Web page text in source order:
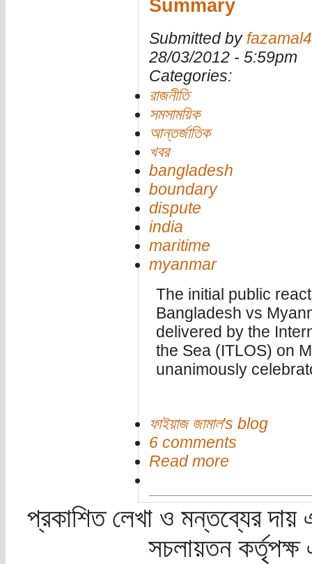
Summary
Submitted by fazamal4
28/03/2012 - 5:59pm
Categories:
রাজনীতি
সমসাময়িক
আন্তর্জাতিক
খবর
bangladesh
boundary
dispute
india
maritime
myanmar
The initial public
Bangladesh vs
delivered by the
the Sea (ITLOS) on
unanimously
ফাইয়াজ জামাল's blog
6 comments
Read more
প্রকাশিত লেখা ও মন্তব্যের দায়
সচলায়তন